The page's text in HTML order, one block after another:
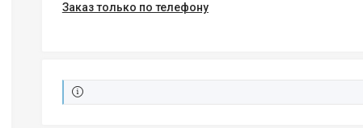
Заказ только по телефону